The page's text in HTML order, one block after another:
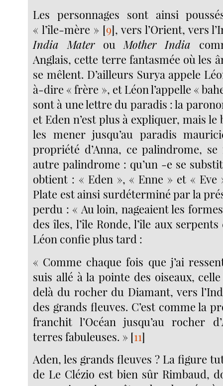
Les personnages sont ainsi
« l’île-mère » [9], vers l’Orient, vers
India MaterouMother India
Anglais, cette terre fantasmée où les
se mêlent. D’ailleurs Surya appele
à-dire « frère », et Léon l’appelle «
sont à une lettre du paradis : la
et Eden n’est plus à expliquer, mais
les mener jusqu’au paradis
propriété d’Anna, ce palindrome,
autre palindrome : qu’un -e se
obtient : « Eden », « Enne » et « Eve
Plate est ainsi surdéterminé par la
perdu : « Au loin, nageaient les
des îles, l’île Ronde, l’île aux
Léon confie plus tard :
« Comme chaque fois que j’ai
suis allé à la pointe des oiseaux,
delà du rocher du Diamant, vers
des grands fleuves. C’est comme la
franchit l’Océan jusqu’au rocher
terres fabuleuses. » [11]
Aden, les grands fleuves ? La figure
de Le Clézio est bien sûr Rimbaud,